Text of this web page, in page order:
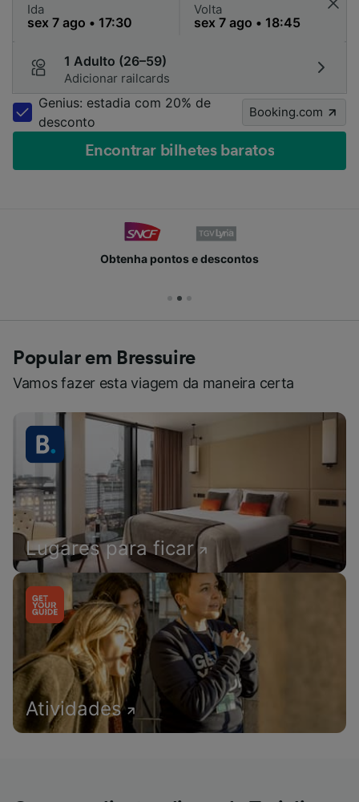
Ida Volta
1 Adulto (26–59)
Adicionar railcards
Genius: estadia com 20% de
desconto
Booking.com
Encontrar bilhetes baratos
Obtenha pontos e descontos
Popular em Bressuire
Vamos fazer esta viagem da maneira certa
Lugares para ficar
Atividades